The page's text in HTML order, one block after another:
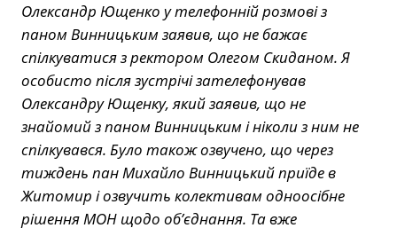
Олександр Ющенко у телефонній розмові з
паном Винницьким заявив, що не бажає
спілкуватися з ректором Олегом Скиданом. Я
особисто після зустрічі зателефонував
Олександру Ющенку, який заявив, що не
знайомий з паном Винницьким і ніколи з ним не
спілкувався. Було також озвучено, що через
тиждень пан Михайло Винницький приїде в
Житомир і озвучить колективам одноосібне
рішення МОН щодо об’єднання. Та вже